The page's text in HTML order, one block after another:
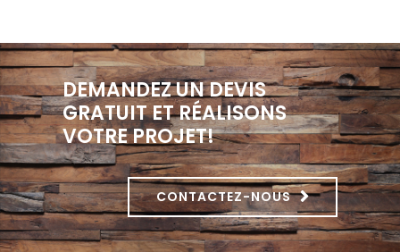
DEMANDEZ UN DEVIS
GRATUIT ET RÉALISONS
VOTRE PROJET!
CONTACTEZ-NOUS